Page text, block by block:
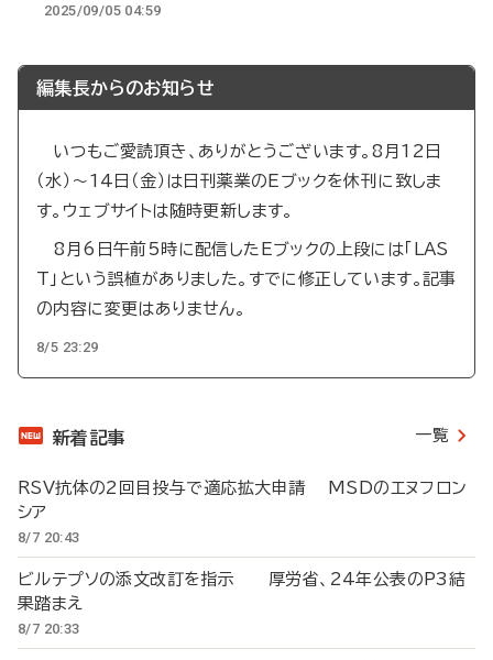
2025/09/05 04:59
編集長からのお知らせ
いつもご愛読頂き、ありがとうございます。8月12日
（水）～14日（金）は日刊薬業のEブックを休刊に致しま
す。ウェブサイトは随時更新します。
8月6日午前5時に配信したEブックの上段には「LAS
T」という誤植がありました。すでに修正しています。記事
の内容に変更はありません。
8/5 23:29
新着記事 一覧
RSV抗体の2回目投与で適応拡大申請 MSDのエヌフロン
シア
8/7 20:43
ビルテプソの添文改訂を指示 厚労省、24年公表のP3結
果踏まえ
8/7 20:33